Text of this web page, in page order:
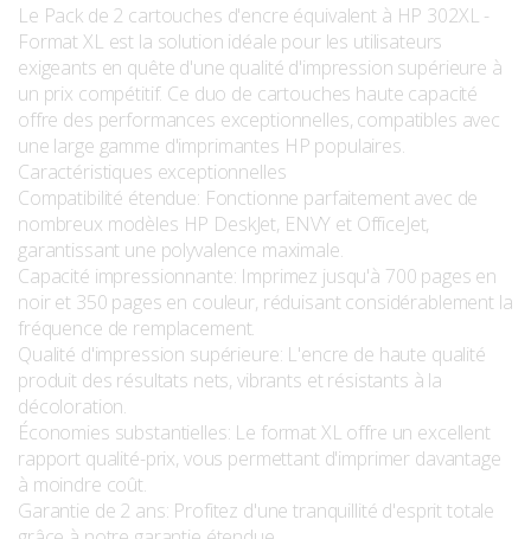
Le Pack de 2 cartouches d'encre équivalent à HP 302XL -
Format XL est la solution idéale pour les utilisateurs
exigeants en quête d'une qualité d'impression supérieure à
un prix compétitif. Ce duo de cartouches haute capacité
offre des performances exceptionnelles, compatibles avec
une large gamme d'imprimantes HP populaires.
Caractéristiques exceptionnelles
Compatibilité étendue: Fonctionne parfaitement avec de
nombreux modèles HP DeskJet, ENVY et OfficeJet,
garantissant une polyvalence maximale.
Capacité impressionnante: Imprimez jusqu'à 700 pages en
noir et 350 pages en couleur, réduisant considérablement la
fréquence de remplacement.
Qualité d'impression supérieure: L'encre de haute qualité
produit des résultats nets, vibrants et résistants à la
décoloration.
Économies substantielles: Le format XL offre un excellent
rapport qualité-prix, vous permettant d'imprimer davantage
à moindre coût.
Garantie de 2 ans: Profitez d'une tranquillité d'esprit totale